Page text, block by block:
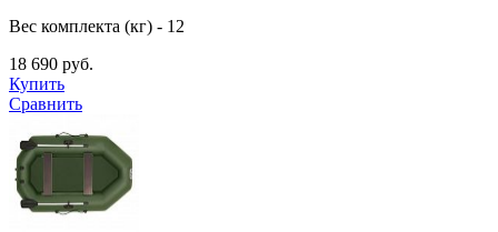
Вес комплекта (кг) - 12
18 690 руб.
Купить
Сравнить